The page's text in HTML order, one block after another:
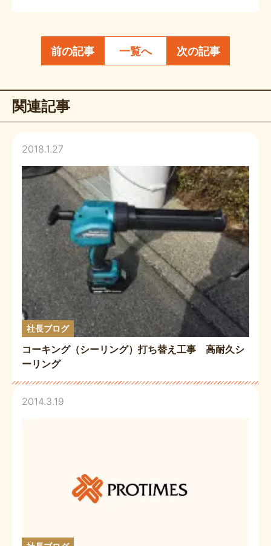
前の記事 一覧へ 次の記事
関連記事
2018.1.27
社長ブログ
コーキング（シーリング）打ち替え工事 高耐久シ
ーリング
2014.3.19